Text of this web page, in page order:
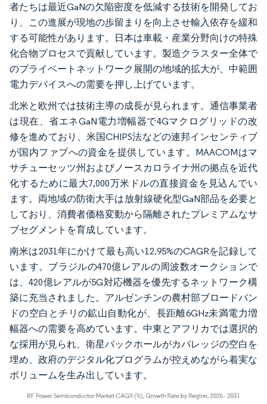
者たちは最近GaNの欠陥密度を低減する技術を開発してお
り、この進展が現地の歩留まりを向上させ輸入依存を緩和
する可能性があります。日本は車載・産業分野向けの特殊
化合物プロセスで貢献しています。製造クラスター全体で
のプライベートネットワーク展開の地域的拡大が、中範囲
電力デバイスへの需要を押し上げています。
北米と欧州では技術主導の成長が見られます。通信事業者
は現在、省エネGaN電力増幅器で4Gマクログリッドの改
修を進めており、米国CHIPS法などの連邦インセンティブ
が国内ファブへの資金を提供しています。MAACOMはマ
サチューセッツ州およびノースカロライナ州の拠点を近代
化するために最大7,000万米ドルの直接資金を見込んでい
ます。両地域の防衛大手は放射線硬化型GaN部品を必要と
しており、消費者価格変動から隔離されたプレミアムなサ
ブセグメントを育成しています。
南米は2031年にかけて最も高い12.95%のCAGRを記録して
います。ブラジルの470億レアルの周波数オークションで
は、420億レアルが5G対応機器を優先するネットワーク構
築に充当されました。アルゼンチンの農村部ブロードバン
ドの空白とチリの鉱山自動化が、長距離6GHz未満電力増
幅器への需要を高めています。中東とアフリカでは選択的
な採用が見られ、衛星バックホールがカバレッジの空白を
埋め、政府のデジタル化プログラムが控えめながら着実な
ボリュームを生み出しています。